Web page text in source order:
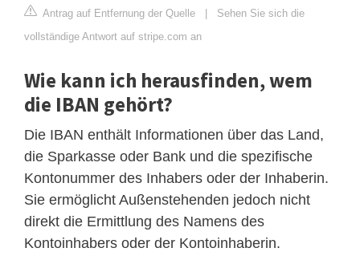
Antrag auf Entfernung der Quelle | Sehen Sie sich die
vollständige Antwort auf stripe.com an
Wie kann ich herausfinden, wem
die IBAN gehört?
Die IBAN enthält Informationen über das Land,
die Sparkasse oder Bank und die spezifische
Kontonummer des Inhabers oder der Inhaberin.
Sie ermöglicht Außenstehenden jedoch nicht
direkt die Ermittlung des Namens des
Kontoinhabers oder der Kontoinhaberin.